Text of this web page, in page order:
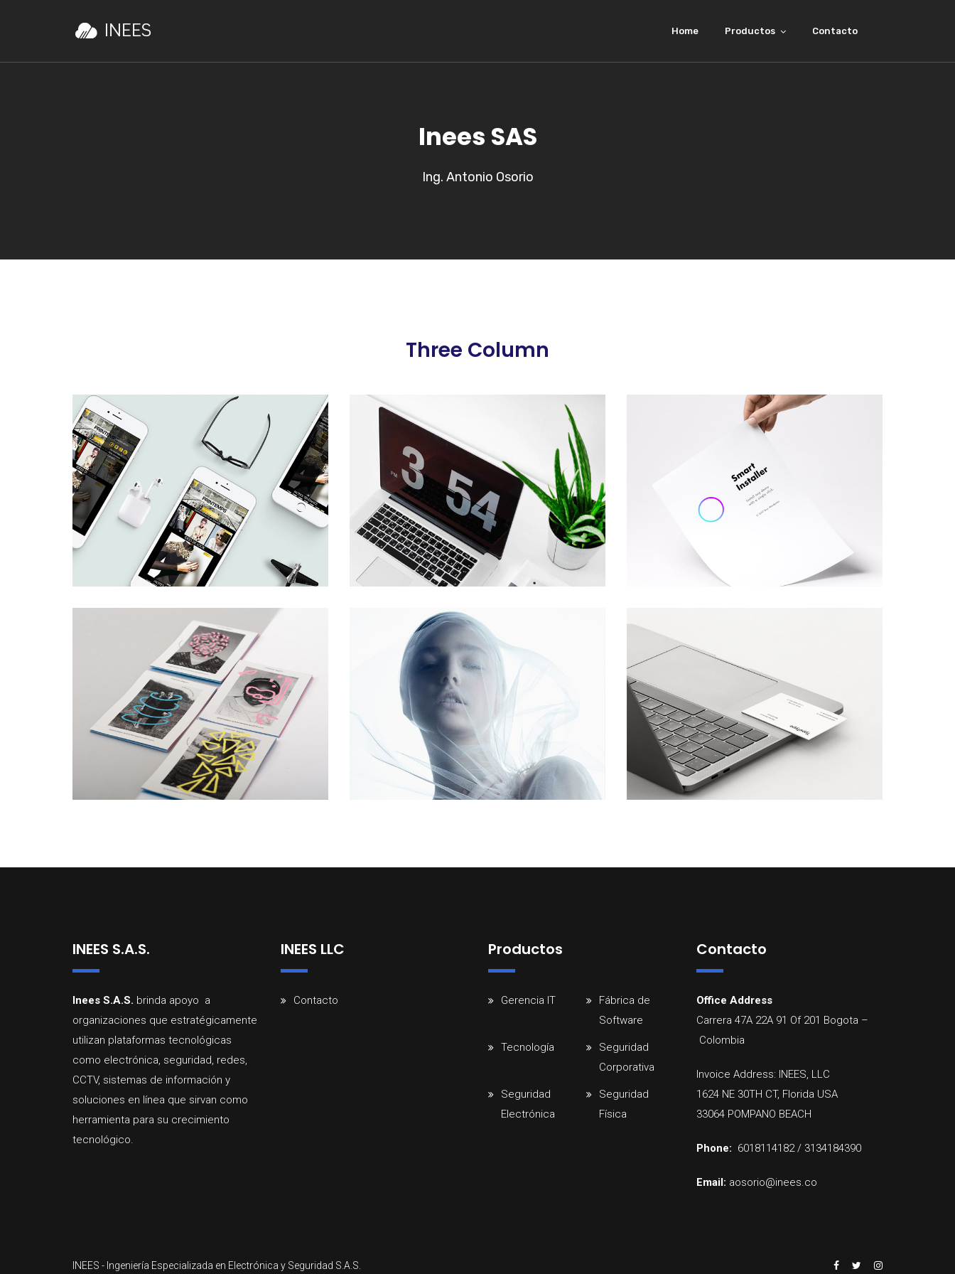
Home Productos Contacto
Inees SAS
Ing. Antonio Osorio
Three Column
INEES S.A.S.
Inees S.A.S. brinda apoyo a
organizaciones que estratégicamente
utilizan plataformas tecnológicas
como electrónica, seguridad, redes,
CCTV, sistemas de información y
soluciones en línea que sirvan como
herramienta para su crecimiento
tecnológico.
INEES LLC
Contacto
Productos
Gerencia IT
Fábrica de
Software
Tecnología
Seguridad
Corporativa
Seguridad
Electrónica
Seguridad
Física
Contacto
Office Address
Carrera 47A 22A 91 Of 201 Bogota –
Colombia
Invoice Address: INEES, LLC
1624 NE 30TH CT, Florida USA
33064 POMPANO BEACH
Phone: 6018114182 / 3134184390
Email: aosorio@inees.co
INEES - Ingeniería Especializada en Electrónica y Seguridad S.A.S.